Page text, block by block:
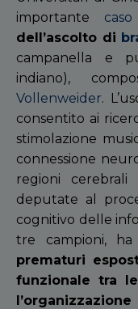
importante
dell’ascolto di
campanella e
indiano),
Vollenweider.
consentito ai
stimolazione
connessione
regioni
deputate al
cognitivo delle
tre campioni,
prematuri
funzionale tra